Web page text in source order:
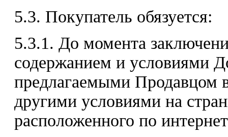
5.3. Покупатель обязуется:
5.3.1. До момента
содержанием и условиями
предлагаемыми Продавцом
другими условиями на
расположенного по